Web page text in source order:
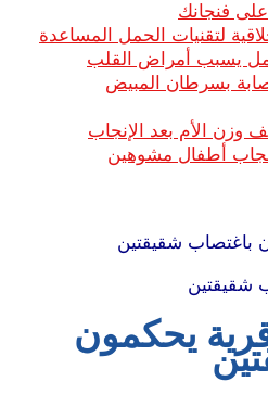
على فنجانك
لتقنيات الحمل المساعدة
يسبب أمراض القلب
بسرطان المبيض
وزن الأم بعد الإنجاب
أطفال مشوهين
شقيقتين
يحكمون